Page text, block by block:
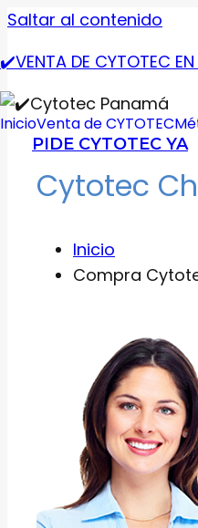
Saltar al contenido
✔️VENTA DE CYTOTEC
InicioVenta de CYTOTEC
PIDE CYTOTEC YA
Cytotec
Inicio
Compra